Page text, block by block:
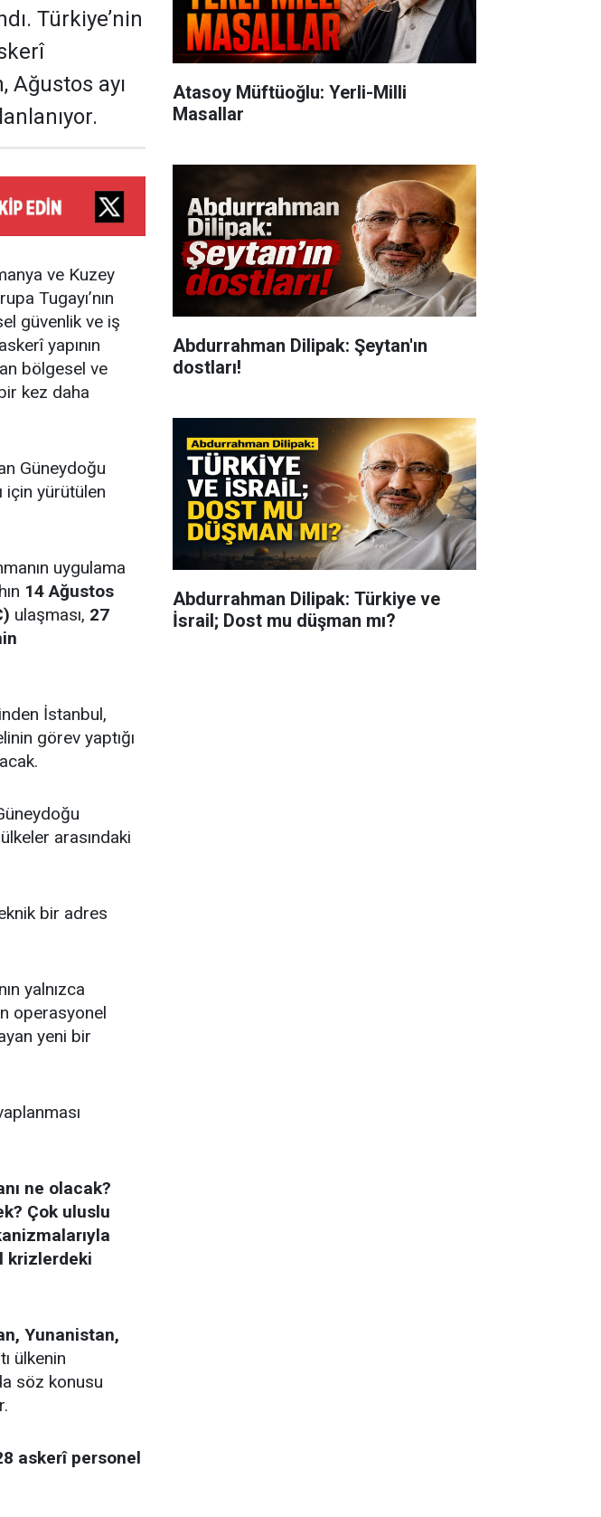
Türkiye’nin
Ağustos ayı
ve Kuzey
Tugayı’nın
güvenlik ve iş
yapının
bölgesel ve
kez daha
Güneydoğu
için yürütülen
uygulama
14 Ağustos
ulaşması, 27
İstanbul,
görev yaptığı
arasındaki
bir adres
yalnızca
operasyonel
yeni bir
ne olacak?
Çok uluslu
krizlerdeki
Yunanistan,
ülkenin
söz konusu
askerî personel
Atasoy Müftüoğlu: Yerli-Milli
Masallar
Abdurrahman Dilipak: Şeytan'ın
dostları!
Abdurrahman Dilipak: Türkiye ve
İsrail; Dost mu düşman mı?